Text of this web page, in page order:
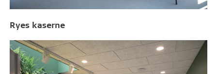
Ryes kaserne